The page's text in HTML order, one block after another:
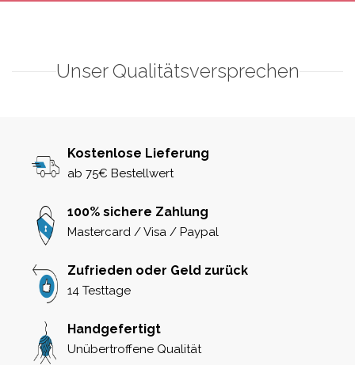
Unser Qualitätsversprechen
Kostenlose Lieferung
ab 75€ Bestellwert
100% sichere Zahlung
Mastercard / Visa / Paypal
Zufrieden oder Geld zurück
14 Testtage
Handgefertigt
Unübertroffene Qualität